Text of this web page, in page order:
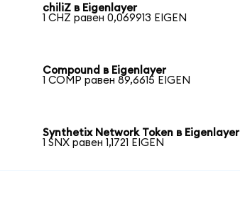
chiliZ в Eigenlayer
1 CHZ равен 0,069913 EIGEN
Compound в Eigenlayer
1 COMP равен 89,6615 EIGEN
Synthetix Network Token в Eigenlayer
1 SNX равен 1,1721 EIGEN